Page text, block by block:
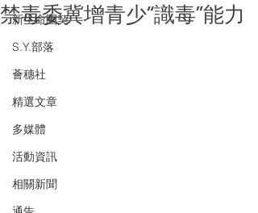
新生命團契
S.Y.部落
薈穗社
精選文章
多媒體
活動資訊
相關新聞
禁毒委冀增青少“識毒”能力